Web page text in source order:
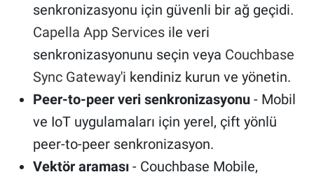
senkronizasyonu için güvenli bir ağ geçidi.
Capella App Servicesile veri
senkronizasyonunu seçin veya Couchbase
Sync Gateway'i kendiniz kurun ve yönetin.
Peer-to-peer veri senkronizasyonu - Mobil
ve IoT uygulamaları için yerel, çift yönlü
peer-to-peer senkronizasyon.
Vektör araması - Couchbase Mobile,